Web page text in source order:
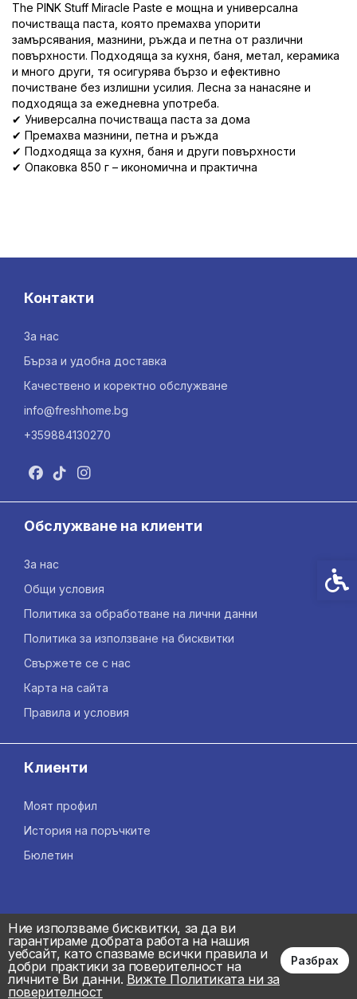
The PINK Stuff Miracle Paste е мощна и универсална
почистваща паста, която премахва упорити
замърсявания, мазнини, ръжда и петна от различни
повърхности. Подходяща за кухня, баня, метал, керамика
и много други, тя осигурява бързо и ефективно
почистване без излишни усилия. Лесна за нанасяне и
подходяща за ежедневна употреба.
✔ Универсална почистваща паста за дома
✔ Премахва мазнини, петна и ръжда
✔ Подходяща за кухня, баня и други повърхности
✔ Опаковка 850 г – икономична и практична
Ние използваме бисквитки, за да ви
гарантираме добрата работа на нашия
уебсайт, като спазваме всички правила и
добри практики за поверителност на
личните Ви данни. Вижте Политиката ни за
поверителност
Разбрах
Контакти
За нас
Бърза и удобна доставка
Качествено и коректно обслужване
info@freshhome.bg
+359884130270
Обслужване на клиенти
За нас
Общи условия
Политика за обработване на лични данни
Политика за използване на бисквитки
Свържете се с нас
Карта на сайта
Правила и условия
Клиенти
Моят профил
История на поръчките
Бюлетин